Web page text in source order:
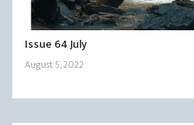
Issue 64 July
August 5, 2022